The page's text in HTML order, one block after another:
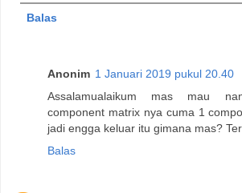
Balas
Anonim 1 Januari 2019 pukul 20.40
Assalamualaikum mas mau
component matrix nya cuma 1
jadi engga keluar itu gimana mas?
Balas